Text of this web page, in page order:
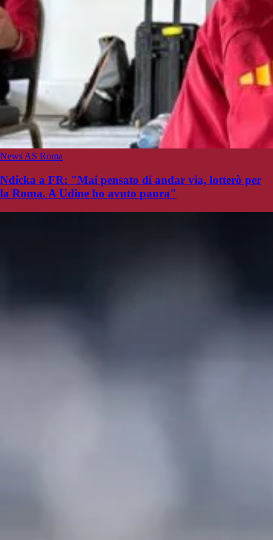
News AS Roma
Ndicka a FR: "Mai pensato di andar via, lotterò per
la Roma. A Udine ho avuto paura"